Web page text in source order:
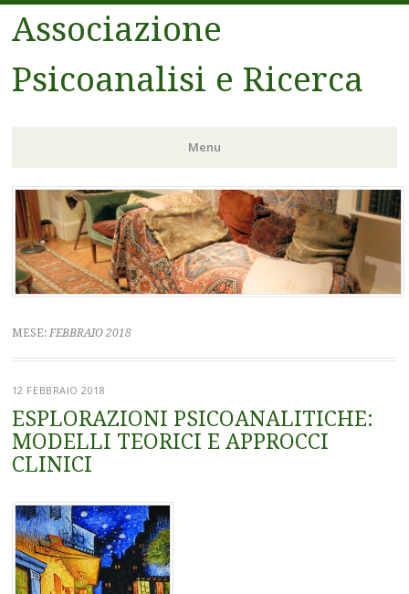
Associazione
Psicoanalisi e Ricerca
Menu
Vai
al
contenuto
MESE: FEBBRAIO 2018
12 FEBBRAIO 2018
ESPLORAZIONI PSICOANALITICHE:
MODELLI TEORICI E APPROCCI
CLINICI